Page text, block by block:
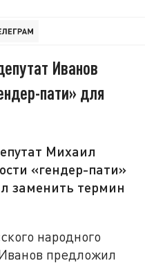
Иванов
пати» для
Михаил
«гендер-пати»
заменить термин
народного
предложил